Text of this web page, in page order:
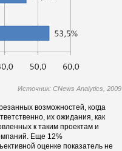
Источник: CNews Analytics, 2009
возможностей, когда
их ожидания, как
к таким проектам и
Еще 12%
оценке показатель не